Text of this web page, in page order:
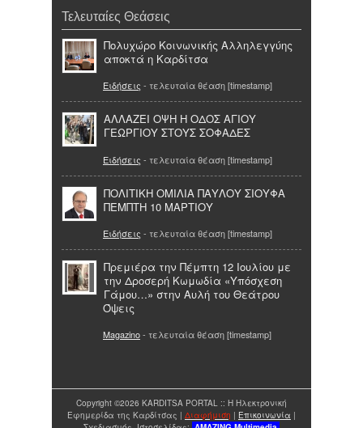
Τελευταίες Θεάσεις
Πολυχώρο Κοινωνικής Αλληλεγγύης
αποκτά η Καρδίτσα
Ειδήσεις - τελευταία θέαση [timestamp]
ΑΛΛΑΖΕΙ ΟΨΗ Η ΟΔΟΣ ΑΓΙΟΥ
ΓΕΩΡΓΙΟΥ ΣΤΟΥΣ ΣΟΦΑΔΕΣ
Ειδήσεις - τελευταία θέαση [timestamp]
ΠΟΛΙΤΙΚΗ ΟΜΙΛΙΑ ΠΑΥΛΟΥ ΣΙΟΥΦΑ
ΠΕΜΠΤΗ 10 ΜΑΡΤΙΟΥ
Ειδήσεις - τελευταία θέαση [timestamp]
Πρεμιέρα την Πέμπτη 12 Ιουλίου με
την Δροσερή Κωμωδία «Υπόσχεση
Γάμου…» στην Αυλή του Θεάτρου
Όψεις
Magazino- τελευταία θέαση [timestamp]
Copyright ©2026 KARDITSA PORTAL :: Η Ηλεκτρονική
Εφημερίδα της Καρδίτσας | Διαφήμιση | Επικοινωνία |